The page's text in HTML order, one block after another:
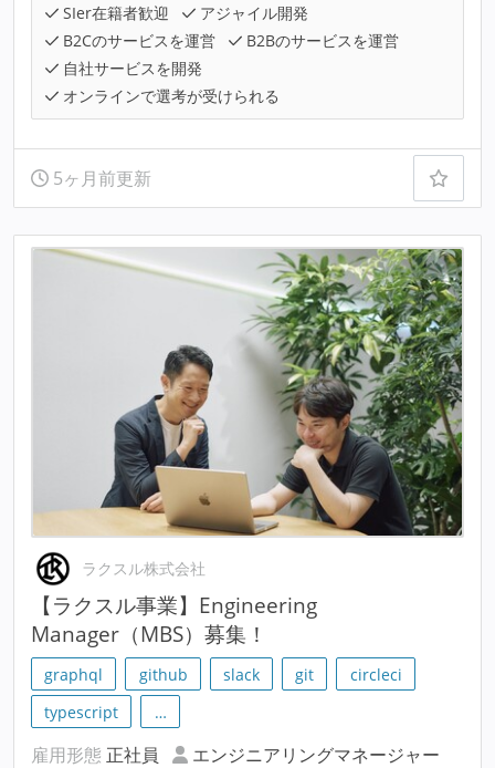
SIer在籍者歓迎
アジャイル開発
B2Cのサービスを運営
B2Bのサービスを運営
自社サービスを開発
オンラインで選考が受けられる
5ヶ月前更新
ラクスル株式会社
【ラクスル事業】Engineering
Manager（MBS）募集！
graphql github slack git
circleci
typescript
…
雇用形態 正社員
エンジニアリングマネージャー